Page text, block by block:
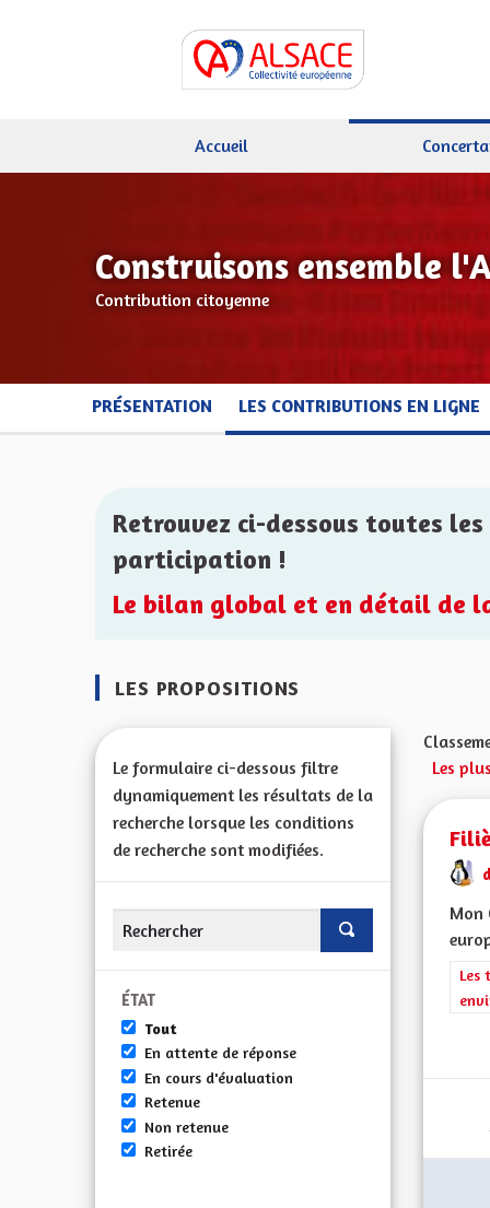
Accueil
Construisons ensemble
Contribution citoyenne
PRÉSENTATION LES CONTRIBUTIONS EN LIGNE
Retrouvez ci-dessous toutes
participation !
Le bilan global et en détail de
LES PROPOSITIONS
Le formulaire ci-dessous filtre
dynamiquement les résultats de la
recherche lorsque les conditions
de recherche sont modifiées.
ÉTAT
Tout
En attente de réponse
En cours d'évaluation
Retenue
Non retenue
Retirée
Les
Mon
Les